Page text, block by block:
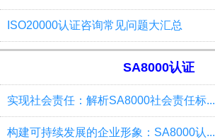
ISO20000认证咨询常见问题大汇总
SA8000认证
实现社会责任：解析SA8000社会责任标...
构建可持续发展的企业形象：SA8000认...